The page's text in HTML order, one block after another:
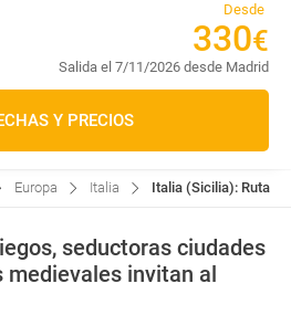
Desde
330€
Salida el 7/11/2026 desde Madrid
Y PRECIOS
Europa Italia Italia (Sicilia): Ruta
seductoras ciudades
medievales invitan al